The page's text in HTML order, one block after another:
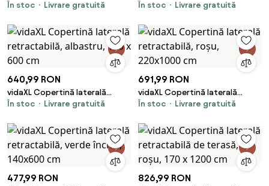
retractabilă, roșu, 220x1200
În stoc Livrare gratuită
retractabilă, roșu, 180x1200 cm
În stoc Livrare gratuită
640,99 RON
vidaXL Copertină laterală
retractabilă, albastru, 120 x
În stoc Livrare gratuită
691,99 RON
vidaXL Copertină laterală
retractabilă, roșu, 220x1000
În stoc Livrare gratuită
477,99 RON 826,99 RON